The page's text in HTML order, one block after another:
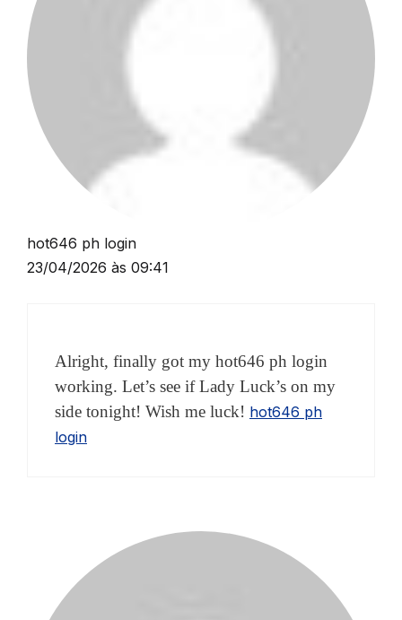
hot646 ph login
23/04/2026 às 09:41
Alright, finally got my hot646 ph login
working. Let’s see if Lady Luck’s on my
side tonight! Wish me luck! hot646 ph
login